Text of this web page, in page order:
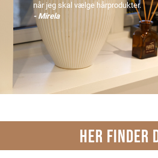
når jeg skal vælge hårprodukter.
- Mirela
HER FINDER